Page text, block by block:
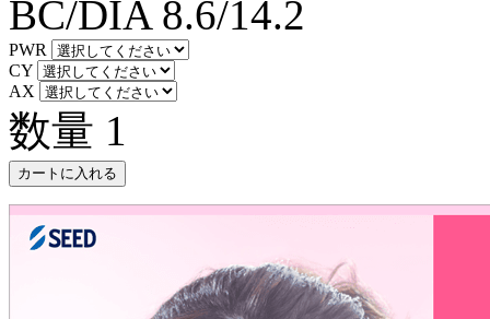
BC/DIA 8.6/14.2
PWR
CY
AX
数量 1
カートに入れる